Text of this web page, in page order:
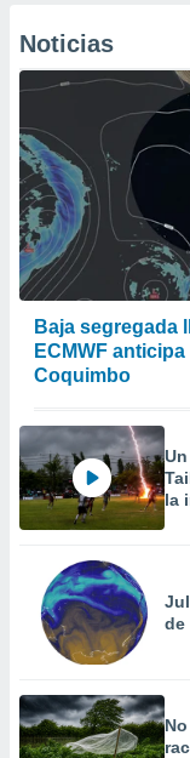
Noticias
Baja segregada
ECMWF
Coquimbo
la
de